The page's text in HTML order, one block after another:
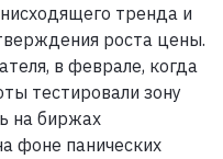
тренда и
роста цены.
в феврале, когда
тестировали зону
на биржах
фоне панических